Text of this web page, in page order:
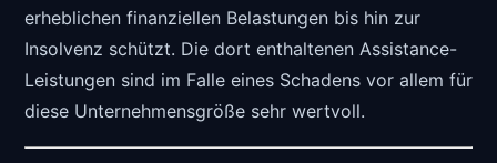
erheblichen finanziellen Belastungen bis hin zur
Insolvenz schützt. Die dort enthaltenen Assistance-
Leistungen sind im Falle eines Schadens vor allem für
diese Unternehmensgröße sehr wertvoll.